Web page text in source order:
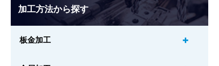
加工方法から探す
板金加工